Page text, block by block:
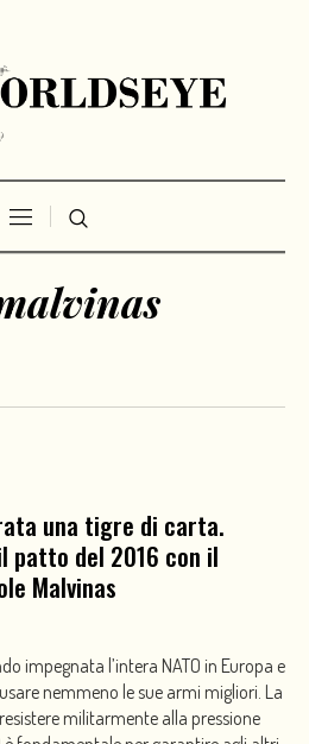
una tigre di carta.
patto del 2016 con il
Malvinas
impegnata l’intera NATO in Europa e
nemmeno le sue armi migliori. La
militarmente alla pressione